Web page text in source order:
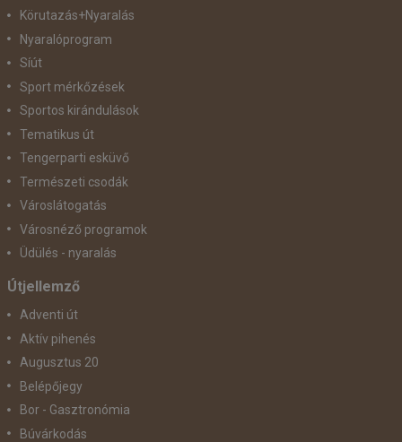
Körutazás+Nyaralás
Nyaralóprogram
Síút
Sport mérkőzések
Sportos kirándulások
Tematikus út
Tengerparti esküvő
Természeti csodák
Városlátogatás
Városnéző programok
Üdülés - nyaralás
Útjellemző
Adventi út
Aktív pihenés
Augusztus 20
Belépőjegy
Bor - Gasztronómia
Búvárkodás